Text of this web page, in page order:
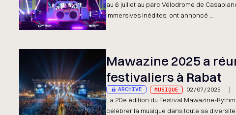
au 6 juillet au parc Vélodrome de
immersives inédites, ont annoncé ...
Mawazine 2025 a
festivaliers à Rabat
ARCHIVE MUSIQUE 02/07/2025
La 20e édition du Festival Mawazine-
célébrer la musique dans toute sa